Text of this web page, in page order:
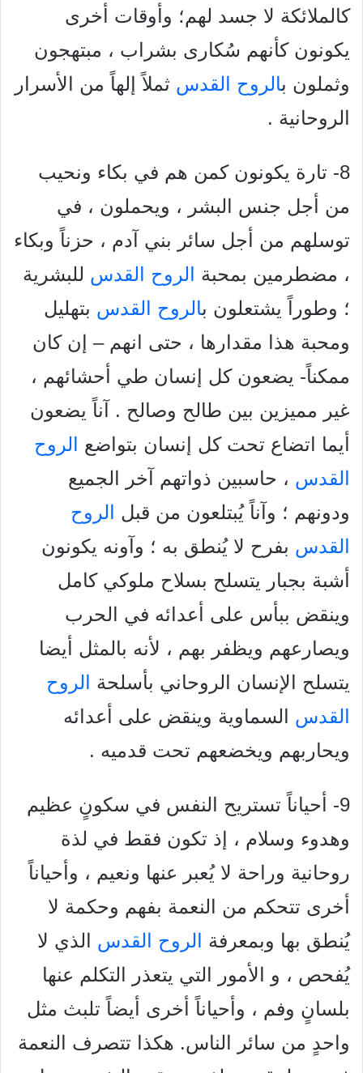
كالملائكة لا جسد لهم؛ وأوقات أخرى
يكونون كأنهم سُکاری بشراب ، مبتهجون
وثملون بالروح القدس ثملاً إلهاً من الأسرار
الروحانية .
8- تارة يكونون كمن هم في بكاء ونحيب
من أجل جنس البشر ، ويحملون ، في
توسلهم من أجل سائر بني آدم ، حزناً وبكاء
، مضطرمين بمحبة
الروح القدس للبشرية
؛ وطوراً يشتعلون بالروح القدس بتهليل
ومحبة هذا مقدارها ، حتى انهم – إن كان
ممكناً- يضعون كل إنسان طي أحشائهم ،
غير مميزين بين طالح وصالح . آناً يضعون
أيما اتضاع تحت كل إنسان بتواضع
الروح
القدس ، حاسبين ذواتهم آخر الجميع
ودونهم ؛ وآناً يُبتلعون من قبل
الروح
القدس بفرح لا يُنطق به ؛ وآونه يكونون
أشبة بجبار يتسلح بسلاح ملوكي كامل
وينقض ببأس على أعدائه في الحرب
ويصارعهم ويظفر بهم ، لأنه بالمثل أيضا
يتسلح الإنسان الروحاني بأسلحة
الروح
القدس السماوية وينقض على أعدائه
ويحاربهم ويخضعهم تحت قدميه .
9- أحياناً تستريح النفس في سكونٍ عظيم
وهدوء وسلام ، إذ تكون فقط في لذة
روحانية وراحة لا يُعبر عنها ونعيم ، وأحياناً
أخرى تتحكم من النعمة بفهم وحكمة لا
يُنطق بها وبمعرفة
الروح القدس الذي لا
يُفحص ، و الأمور التي يتعذر التكلم عنها
بلسانٍ وفم ، وأحياناً أخرى أيضاً تلبث مثل
واحدٍ من سائر الناس. هكذا تتصرف النعمة